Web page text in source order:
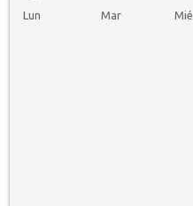
Lun
Mar Mié